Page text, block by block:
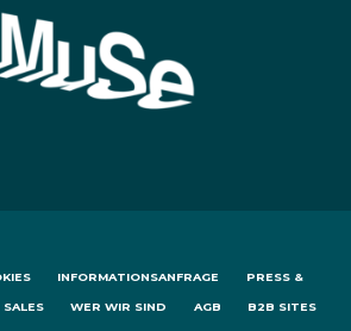
INFORMATIONSANFRAGE PRESS &
SALES WER WIR SIND AGB B2B SITES